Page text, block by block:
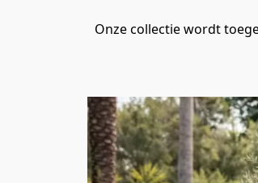
Onze collectie wordt